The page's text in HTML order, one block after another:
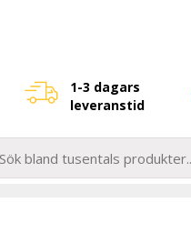
1-3 dagars
leveranstid